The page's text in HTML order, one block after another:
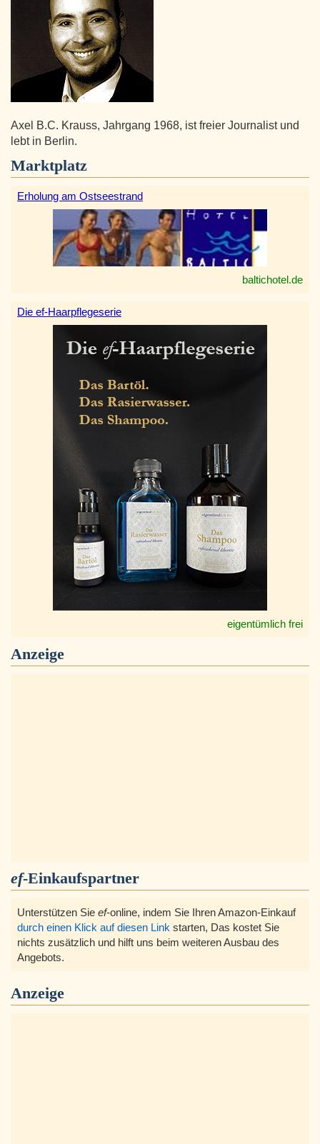
Axel B.C. Krauss, Jahrgang 1968, ist freier Journalist und
lebt in Berlin.
Marktplatz
Erholung am Ostseestrand
baltichotel.de
Die ef-Haarpflegeserie
eigentümlich frei
Anzeige
ef-Einkaufspartner
Unterstützen Sie ef-online, indem Sie Ihren Amazon-Einkauf
durch einen Klick auf diesen Link starten, Das kostet Sie
nichts zusätzlich und hilft uns beim weiteren Ausbau des
Angebots.
Anzeige